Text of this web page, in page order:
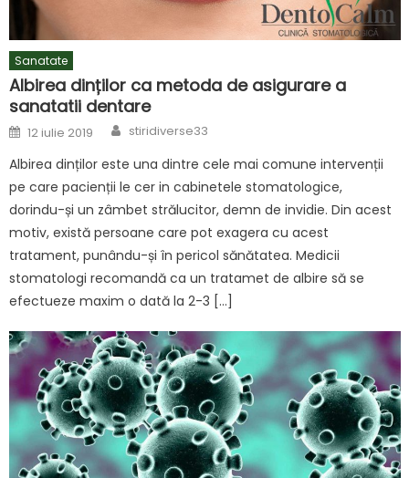
Sanatate
Albirea dinților ca metoda de asigurare a
sanatatii dentare
Posted
on
12 iulie 2019 Author
stiridiverse33
Albirea dinților este una dintre cele mai comune intervenții
pe care pacienții le cer in cabinetele stomatologice,
dorindu-și un zâmbet strălucitor, demn de invidie. Din acest
motiv, există persoane care pot exagera cu acest
tratament, punându-și în pericol sănătatea. Medicii
stomatologi recomandă ca un tratamet de albire să se
efectueze maxim o dată la 2-3 […]